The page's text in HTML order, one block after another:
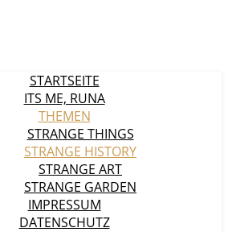
STARTSEITE
ITS ME, RUNA
THEMEN
STRANGE THINGS
STRANGE HISTORY
STRANGE ART
STRANGE GARDEN
IMPRESSUM
DATENSCHUTZ